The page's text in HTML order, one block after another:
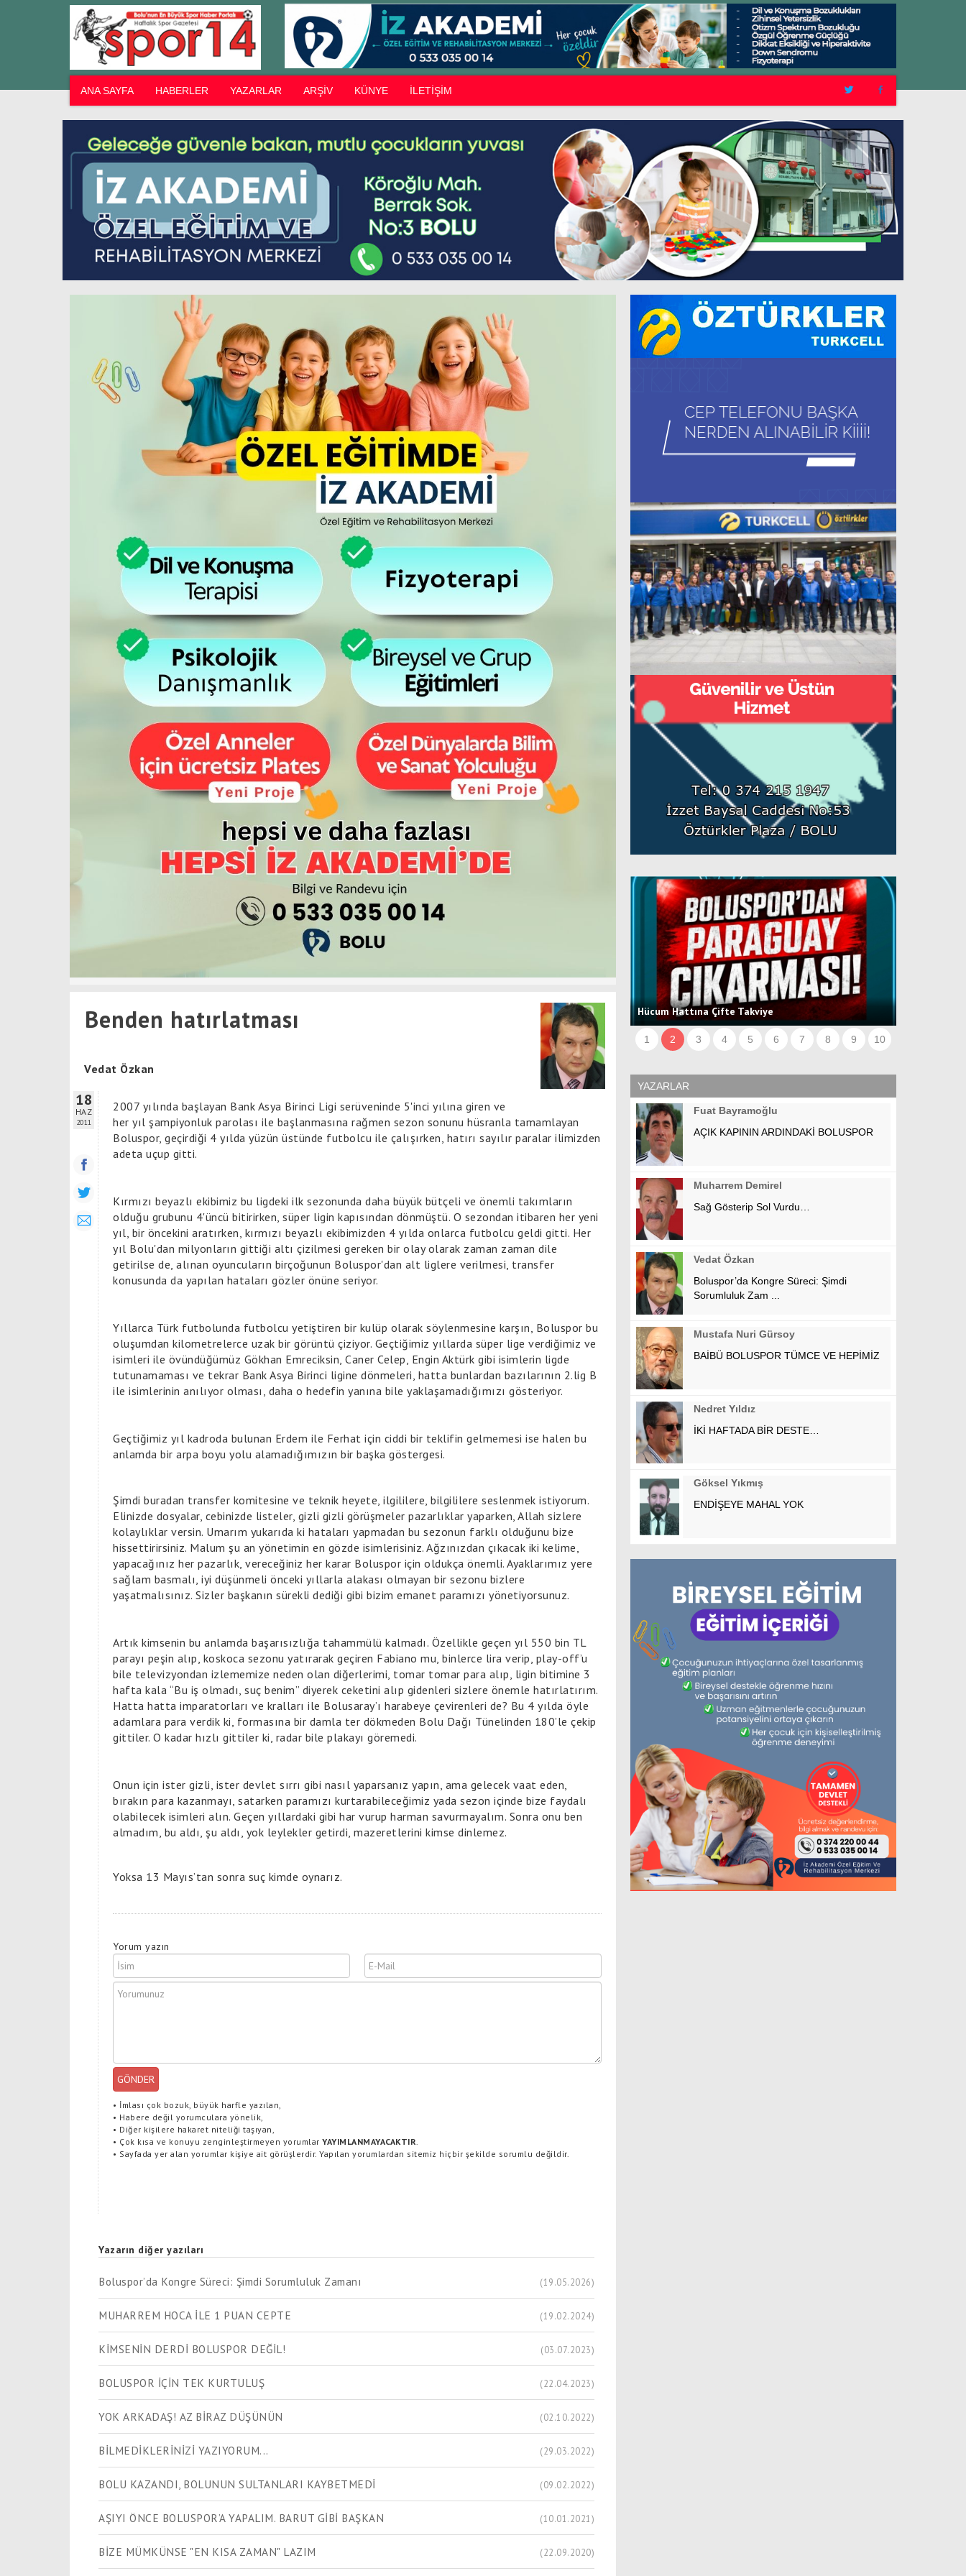
ANA SAYFA HABERLER YAZARLAR ARŞİV KÜNYE İLETİŞİM
Benden hatırlatması
Vedat Özkan
18
HAZ
2011
2007 yılında başlayan Bank Asya Birinci Ligi serüveninde 5'inci yılına giren ve
her yıl şampiyonluk parolası ile başlanmasına rağmen sezon sonunu hüsranla tamamlayan
Boluspor, geçirdiği 4 yılda yüzün üstünde futbolcu ile çalışırken, hatırı sayılır paralar ilimizden
adeta uçup gitti.
Kırmızı beyazlı ekibimiz bu ligdeki ilk sezonunda daha büyük bütçeli ve önemli takımların
olduğu grubunu 4'üncü bitirirken, süper ligin kapısından dönmüştü. O sezondan itibaren her yeni
yıl, bir öncekini aratırken, kırmızı beyazlı ekibimizden 4 yılda onlarca futbolcu geldi gitti. Her
yıl Bolu'dan milyonların gittiği altı çizilmesi gereken bir olay olarak zaman zaman dile
getirilse de, alınan oyuncuların birçoğunun Boluspor'dan alt liglere verilmesi, transfer
konusunda da yapılan hataları gözler önüne seriyor.
Yıllarca Türk futbolunda futbolcu yetiştiren bir kulüp olarak söylenmesine karşın, Boluspor bu
oluşumdan kilometrelerce uzak bir görüntü çiziyor. Geçtiğimiz yıllarda süper lige verdiğimiz ve
isimleri ile övündüğümüz Gökhan Emreciksin, Caner Celep, Engin Aktürk gibi isimlerin ligde
tutunamaması ve tekrar Bank Asya Birinci ligine dönmeleri, hatta bunlardan bazılarının 2.lig B
ile isimlerinin anılıyor olması, daha o hedefin yanına bile yaklaşamadığımızı gösteriyor.
Geçtiğimiz yıl kadroda bulunan Erdem ile Ferhat için ciddi bir teklifin gelmemesi ise halen bu
anlamda bir arpa boyu yolu alamadığımızın bir başka göstergesi.
Şimdi buradan transfer komitesine ve teknik heyete, ilgililere, bilgililere seslenmek istiyorum.
Elinizde dosyalar, cebinizde listeler, gizli gizli görüşmeler pazarlıklar yaparken, Allah sizlere
kolaylıklar versin. Umarım yukarıda ki hataları yapmadan bu sezonun farklı olduğunu bize
hissettirirsiniz. Malum şu an yönetimin en gözde isimlerisiniz. Ağzınızdan çıkacak iki kelime,
yapacağınız her pazarlık, vereceğiniz her karar Boluspor için oldukça önemli. Ayaklarımız yere
sağlam basmalı, iyi düşünmeli önceki yıllarla alakası olmayan bir sezonu bizlere
yaşatmalısınız. Sizler başkanın sürekli dediği gibi bizim emanet paramızı yönetiyorsunuz.
Artık kimsenin bu anlamda başarısızlığa tahammülü kalmadı. Özellikle geçen yıl 550 bin TL
parayı peşin alıp, koskoca sezonu yatırarak geçiren Fabiano mu, binlerce lira verip, play-off’u
bile televizyondan izlememize neden olan diğerlerimi, tomar tomar para alıp, ligin bitimine 3
hafta kala “Bu iş olmadı, suç benim” diyerek ceketini alıp gidenleri sizlere önemle hatırlatırım.
Hatta hatta imparatorları ve kralları ile Bolusaray’ı harabeye çevirenleri de? Bu 4 yılda öyle
adamlara para verdik ki, formasına bir damla ter dökmeden Bolu Dağı Tünelinden 180’le çekip
gittiler. O kadar hızlı gittiler ki, radar bile plakayı göremedi.
Onun için ister gizli, ister devlet sırrı gibi nasıl yaparsanız yapın, ama gelecek vaat eden,
bırakın para kazanmayı, satarken paramızı kurtarabileceğimiz yada sezon içinde bize faydalı
olabilecek isimleri alın. Geçen yıllardaki gibi har vurup harman savurmayalım. Sonra onu ben
almadım, bu aldı, şu aldı, yok leylekler getirdi, mazeretlerini kimse dinlemez.
Yoksa 13 Mayıs’tan sonra suç kimde oynarız.
Yorum yazın
GÖNDER
• İmlası çok bozuk, büyük harfle yazılan,
• Habere değil yorumculara yönelik,
• Diğer kişilere hakaret niteliği taşıyan,
• Çok kısa ve konuyu zenginleştirmeyen yorumlar YAYIMLANMAYACAKTIR.
• Sayfada yer alan yorumlar kişiye ait görüşlerdir. Yapılan yorumlardan sitemiz hiçbir şekilde sorumlu değildir.
Yazarın diğer yazıları
Boluspor’da Kongre Süreci: Şimdi Sorumluluk Zamanı (19.05.2026)
MUHARREM HOCA İLE 1 PUAN CEPTE (19.02.2024)
KİMSENİN DERDİ BOLUSPOR DEĞİL! (03.07.2023)
BOLUSPOR İÇİN TEK KURTULUŞ (22.04.2023)
YOK ARKADAŞ! AZ BİRAZ DÜŞÜNÜN (02.10.2022)
BİLMEDİKLERİNİZİ YAZIYORUM... (29.03.2022)
BOLU KAZANDI, BOLUNUN SULTANLARI KAYBETMEDİ (09.02.2022)
AŞIYI ÖNCE BOLUSPOR’A YAPALIM. BARUT GİBİ BAŞKAN (10.01.2021)
BİZE MÜMKÜNSE "EN KISA ZAMAN" LAZIM (22.09.2020)
Hücum Hattına Çifte Takviye
1 2 3 4 5 6 7 8 9 10
YAZARLAR
Fuat Bayramoğlu
AÇIK KAPININ ARDINDAKİ BOLUSPOR
Muharrem Demirel
Sağ Gösterip Sol Vurdu…
Vedat Özkan
Boluspor’da Kongre Süreci: Şimdi
Sorumluluk Zam ...
Mustafa Nuri Gürsoy
BAİBÜ BOLUSPOR TÜMCE VE HEPİMİZ
Nedret Yıldız
İKİ HAFTADA BİR DESTE…
Göksel Yıkmış
ENDİŞEYE MAHAL YOK